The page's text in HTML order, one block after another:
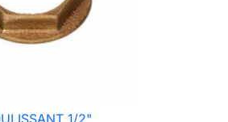
1/2"